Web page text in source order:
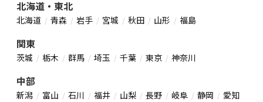
北海道・東北
北海道 青森 岩手 宮城 秋田 山形 福島
関東
茨城 栃木 群馬 埼玉 千葉 東京 神奈川
中部
新潟 富山 石川 福井 山梨 長野 岐阜 静岡 愛知